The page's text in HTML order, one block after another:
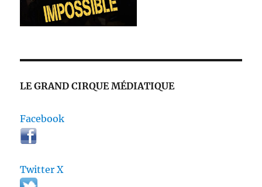
LE GRAND CIRQUE MÉDIATIQUE
Facebook
Twitter X